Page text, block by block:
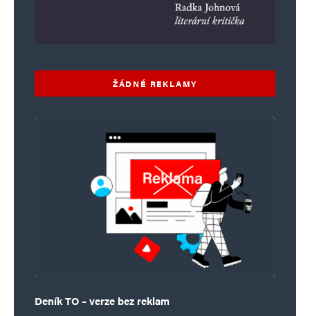
ŽÁDNÉ REKLAMY
Deník TO – verze bez reklam